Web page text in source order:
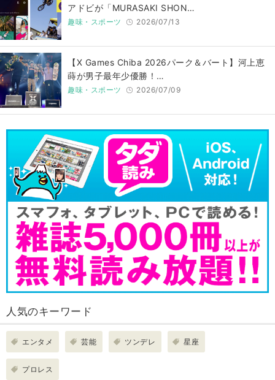
アドビが「MURASAKI SHON…
趣味・スポーツ 2026/07/13
【X Games Chiba 2026パーク＆バート】河上恵
蒔が男子最年少優勝！…
趣味・スポーツ 2026/07/09
人気のキーワード
エンタメ 芸能 ツンデレ 星座
プロレス